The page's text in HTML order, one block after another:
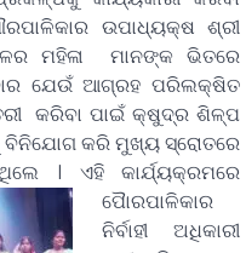
ଉପାଧ୍ୟକ୍ଷ ଶ୍ରୀ
ମହିଳା ମାନଙ୍କ ଭିତରେ
ଯେଉଁ ଆଗ୍ରହ ପରିଲକ୍ଷିତ
କରିବା ପାଇଁ କ୍ଷୁଦ୍ର ଶିଳ୍ପ
କରି ମୁଖ୍ୟ ସ୍ରୋତରେ
। ଏହି କାର୍ଯ୍ୟକ୍ରମରେ
ପୈାରପାଳିକାର
ନିର୍ବାହୀ ଅଧିକାରୀ